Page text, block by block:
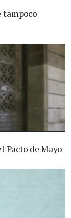
tampoco
Pacto de Mayo